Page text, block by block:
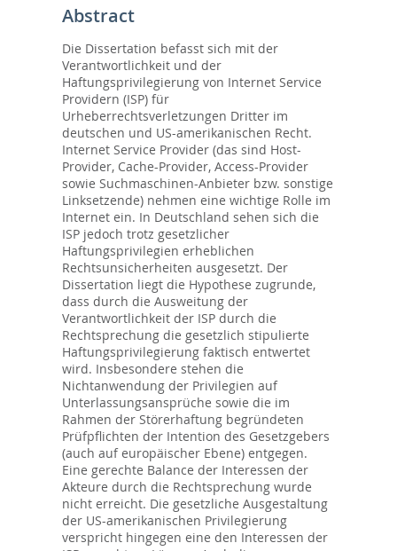
Abstract
Die Dissertation befasst sich mit der
Verantwortlichkeit und der
Haftungsprivilegierung von Internet Service
Providern (ISP) für
Urheberrechtsverletzungen Dritter im
deutschen und US-amerikanischen Recht.
Internet Service Provider (das sind Host-
Provider, Cache-Provider, Access-Provider
sowie Suchmaschinen-Anbieter bzw. sonstige
Linksetzende) nehmen eine wichtige Rolle im
Internet ein. In Deutschland sehen sich die
ISP jedoch trotz gesetzlicher
Haftungsprivilegien erheblichen
Rechtsunsicherheiten ausgesetzt. Der
Dissertation liegt die Hypothese zugrunde,
dass durch die Ausweitung der
Verantwortlichkeit der ISP durch die
Rechtsprechung die gesetzlich stipulierte
Haftungsprivilegierung faktisch entwertet
wird. Insbesondere stehen die
Nichtanwendung der Privilegien auf
Unterlassungsansprüche sowie die im
Rahmen der Störerhaftung begründeten
Prüfpflichten der Intention des Gesetzgebers
(auch auf europäischer Ebene) entgegen.
Eine gerechte Balance der Interessen der
Akteure durch die Rechtsprechung wurde
nicht erreicht. Die gesetzliche Ausgestaltung
der US-amerikanischen Privilegierung
verspricht hingegen eine den Interessen der